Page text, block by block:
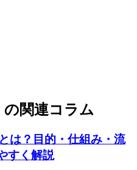
の関連コラム
は？目的・仕組み・流
すく解説